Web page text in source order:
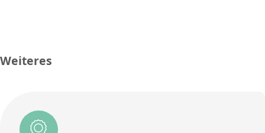
Zusätzliche Informationen
Weiteres